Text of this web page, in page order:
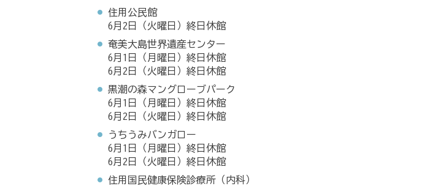
住用公民館
6月2日（火曜日）終日休館
奄美大島世界遺産センター
6月1日（月曜日）終日休館
6月2日（火曜日）終日休館
黒潮の森マングローブパーク
6月1日（月曜日）終日休館
6月2日（火曜日）終日休館
うちうみバンガロー
6月1日（月曜日）終日休館
6月2日（火曜日）終日休館
住用国民健康保険診療所（内科）